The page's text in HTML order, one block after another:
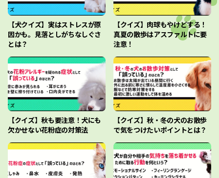
【犬クイズ】実はストレスが原
因かも。見落としがちなしぐさ
とは？
【クイズ】肉球もやけどする！
真夏の散歩はアスファルトに要
注意！
【クイズ】秋も要注意！犬にも
欠かせない花粉症の対策法
【クイズ】秋・冬の犬のお散歩
で気をつけたいポイントとは？